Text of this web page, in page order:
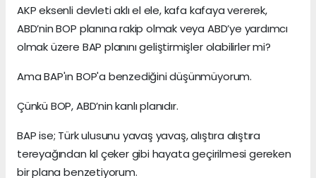
AKP eksenli devleti aklı el ele, kafa kafaya vererek,
ABD’nin BOP planına rakip olmak veya ABD’ye yardımcı
olmak üzere BAP planını geliştirmişler olabilirler mi?
Ama BAP'ın BOP'a benzediğini düşünmüyorum.
Çünkü BOP, ABD’nin kanlı planıdır.
BAP ise; Türk ulusunu yavaş yavaş, alıştıra alıştıra
tereyağından kıl çeker gibi hayata geçirilmesi gereken
bir plana benzetiyorum.